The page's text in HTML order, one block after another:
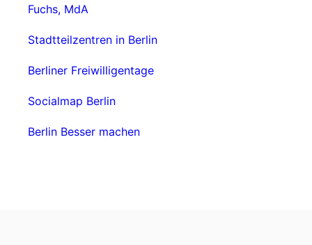
Fuchs, MdA
Stadtteilzentren in Berlin
Berliner Freiwilligentage
Socialmap Berlin
Berlin Besser machen